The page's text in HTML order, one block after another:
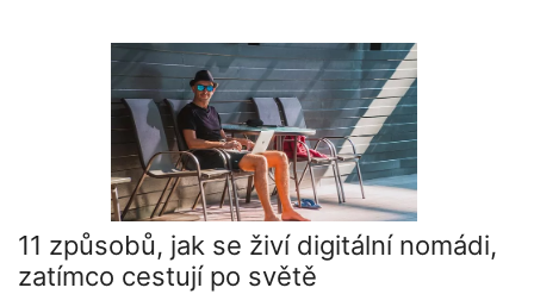
11 způsobů, jak se živí digitální nomádi,
zatímco cestují po světě